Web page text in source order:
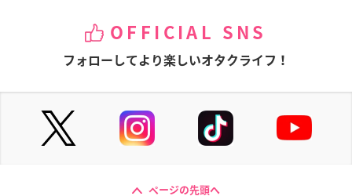
OFFICIAL SNS
フォローしてより楽しいオタクライフ！
ページの先頭へ